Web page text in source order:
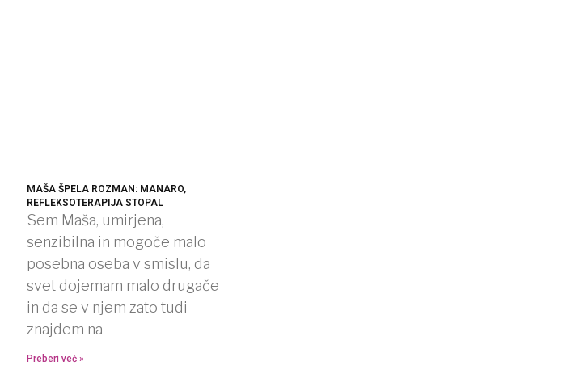
MAŠA ŠPELA ROZMAN: MANARO,
REFLEKSOTERAPIJA STOPAL
Sem Maša, umirjena,
senzibilna in mogoče malo
posebna oseba v smislu, da
svet dojemam malo drugače
in da se v njem zato tudi
znajdem na
Preberi več »